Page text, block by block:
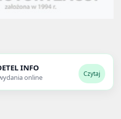
INFO
online Czytaj